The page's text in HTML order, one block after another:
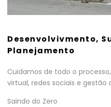
Desenvolvivmento,
Planejamento
Cuidamos de todo o
virtual, redes sociais e gestão
Saindo do Zero